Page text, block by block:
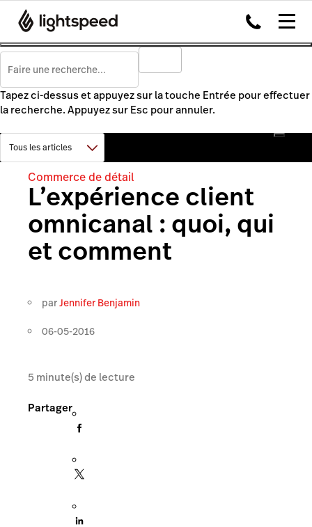
Tapez ci-dessus et appuyez sur la touche Entrée pour effectuer
la recherche. Appuyez sur Esc pour annuler.
Commerce de détail
L’expérience client
omnicanal : quoi, qui
et comment
parJennifer Benjamin
06-05-2016
5 minute(s) de lecture
Partager